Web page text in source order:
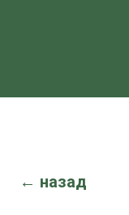
← назад